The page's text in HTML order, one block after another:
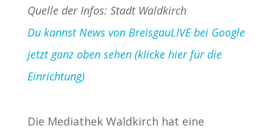
Quelle der Infos: Stadt Waldkirch
Du kannst News von BreisgauLIVE bei Google
jetzt ganz oben sehen (klicke hier für die
Einrichtung)
Die Mediathek Waldkirch hat eine